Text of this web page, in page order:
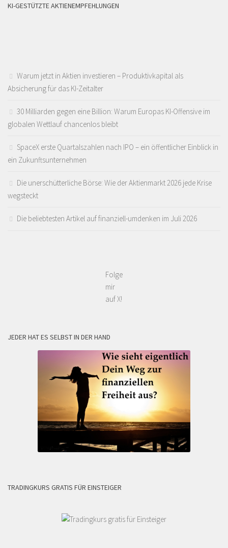
KI-GESTÜTZTE AKTIENEMPFEHLUNGEN
Warum jetzt in Aktien investieren – Produktivkapital als
Absicherung für das KI-Zeitalter
30 Milliarden gegen eine Billion: Warum Europas KI-Offensive im
globalen Wettlauf chancenlos bleibt
SpaceX erste Quartalszahlen nach IPO – ein öffentlicher Einblick in
ein Zukunftsunternehmen
Die unerschütterliche Börse: Wie der Aktienmarkt 2026 jede Krise
wegsteckt
Die beliebtesten Artikel auf finanziell-umdenken im Juli 2026
Folge
mir
auf X!
JEDER HAT ES SELBST IN DER HAND
TRADINGKURS GRATIS FÜR EINSTEIGER